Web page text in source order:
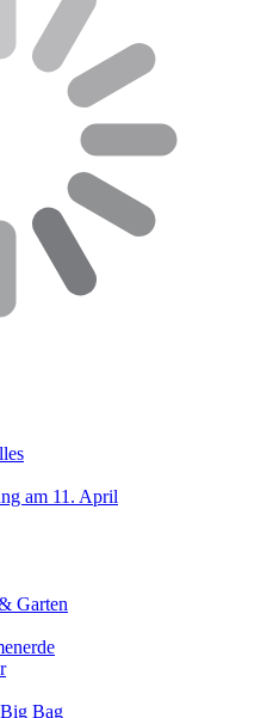
am 11. April
Garten
Bag